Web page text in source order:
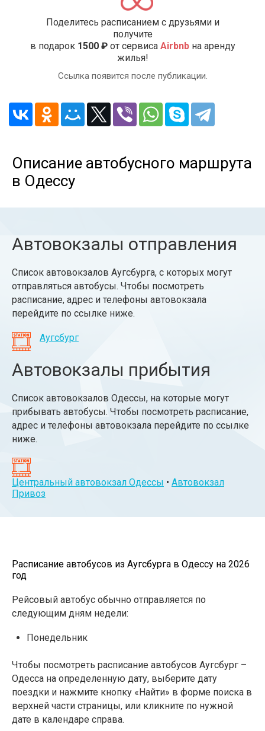
Поделитесь расписанием с друзьями и
получите
в подарок 1500 ₽от сервиса Airbnbна аренду
жилья!
Ссылка появится после публикации.
Описание автобусного маршрута
в Одессу
Автовокзалы отправления
Список автовокзалов Аугсбурга, с которых могут
отправляться автобусы. Чтобы посмотреть
расписание, адрес и телефоны автовокзала
перейдите по ссылке ниже.
Аугсбург
Автовокзалы прибытия
Список автовокзалов Одессы, на которые могут
прибывать автобусы. Чтобы посмотреть расписание,
адрес и телефоны автовокзала перейдите по ссылке
ниже.
Центральный автовокзал Одессы • Автовокзал
Привоз
Расписание автобусов из Аугсбурга в Одессу на 2026
год
Рейсовый автобус обычно отправляется по
следующим дням недели:
Понедельник
Чтобы посмотреть расписание автобусов Аугсбург –
Одесса на определенную дату, выберите дату
поездки и нажмите кнопку «Найти» в форме поиска в
верхней части страницы, или кликните по нужной
дате в календаре справа.